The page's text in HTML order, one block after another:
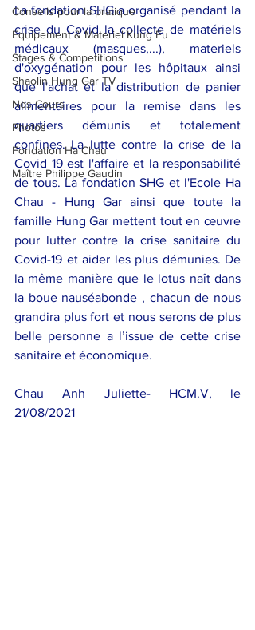
Conseils pour la pratique
Equipement & Materiel Kung Fu
Stages & Competitions
Shaolin Hung Gar TV
Nos Cours
Photos
Fondation Ha Chau
Maître Philippe Gaudin
La fondation SHG a organisé pendant la
crise du Covid la collecte de matériels
médicaux (masques,...), materiels
d'oxygénation pour les hôpitaux ainsi
que l'achat et la distribution de panier
alimentaires pour la remise dans les
quartiers démunis et totalement
confines. La lutte contre la crise de la
Covid 19 est l'affaire et la responsabilité
de tous. La fondation SHG et l'Ecole Ha
Chau - Hung Gar ainsi que toute la
famille Hung Gar mettent tout en œuvre
pour lutter contre la crise sanitaire du
Covid-19 et aider les plus démunies. De
la même manière que le lotus naît dans
la boue nauséabonde , chacun de nous
grandira plus fort et nous serons de plus
belle personne a l’issue de cette crise
sanitaire et économique.
Chau Anh Juliette- HCM.V, le
21/08/2021